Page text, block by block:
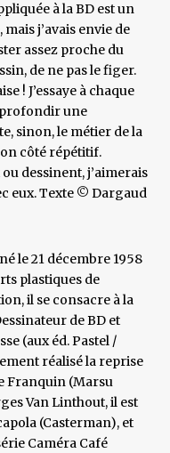
à la BD est un
j’avais envie de
assez proche du
de ne pas le figer.
! J’essaye à chaque
une
sinon, le métier de la
côté répétitif.
dessinent, j’aimerais
eux. Texte © Dargaud
le 21 décembre 1958
plastiques de
il se consacre à la
de BD et
(aux éd. Pastel /
réalisé la reprise
Franquin (Marsu
Van Linthout, il est
(Casterman), et
Caméra Café